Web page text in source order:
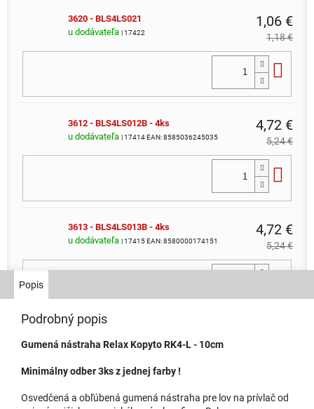
3620 - BLS4LS021
u dodávateľa
| 17422
1,06 €
1,18 €
3612 - BLS4LS012B - 4ks
u dodávateľa | 17414EAN:8585036245035
4,72 €
5,24 €
3613 - BLS4LS013B - 4ks
u dodávateľa | 17415EAN:8580000174151
4,72 €
5,24 €
u dodávateľa| 17416EAN: 8585036245059
Popis
Podrobný popis
Gumená nástraha Relax Kopyto RK4-L - 10cm
Minimálny odber 3ks z jednej farby !
Osvedčená a obľúbená gumená nástraha pre lov na prívlač od